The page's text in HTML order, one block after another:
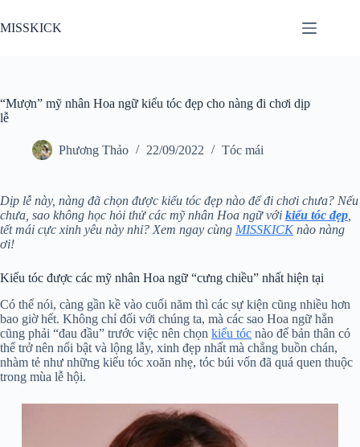
đến
phần
MISSKICK
“Mượn” mỹ nhân Hoa ngữ kiểu tóc đẹp cho nàng đi chơi dịp
lễ
Phương Thảo 22/09/2022 Tóc mái
Dịp lễ này, nàng đã chọn được kiểu tóc đẹp nào để đi chơi chưa? Nếu
chưa, sao không học hỏi thử các mỹ nhân Hoa ngữ với kiểu tóc đẹp
tết mái cực xinh yêu này nhỉ? Xem ngay cùng MISSKICKnào nàng
ơi!
Kiểu tóc được các mỹ nhân Hoa ngữ “cưng chiều” nhất hiện tại
Có thể nói, càng gần kề vào cuối năm thì các sự kiện cũng nhiều hơn
bao giờ hết. Không chỉ đối với chúng ta, mà các sao Hoa ngữ hẳn
cũng phải “đau đầu” trước việc nên chọn kiểu tóc nào để bản thân có
thể trở nên nổi bật và lộng lẫy, xinh đẹp nhất mà chẳng buồn chán,
nhàm tẻ như những kiểu tóc xoăn nhẹ, tóc búi vốn đã quá quen thuộc
trong mùa lễ hội.